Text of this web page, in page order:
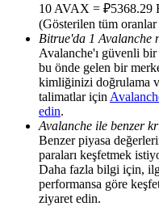
BTC Welcome
Deposit & Trade BTC
Deposit CASHCAT &
Share 500000
10 AVAX = ₽5368.29
(Gösterilen tüm
Bitrue'da 1 Avalanche
Avalanche'ı güvenli
bu önde gelen bir
kimliğinizi doğrulama
talimatlar için
edin.
Avalanche ile benzer
Benzer piyasa
paraları keşfetmek
Daha fazla bilgi için,
performansa göre
ziyaret edin.